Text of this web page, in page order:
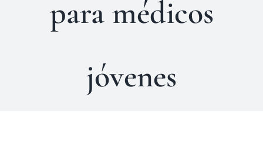
para médicos
jóvenes